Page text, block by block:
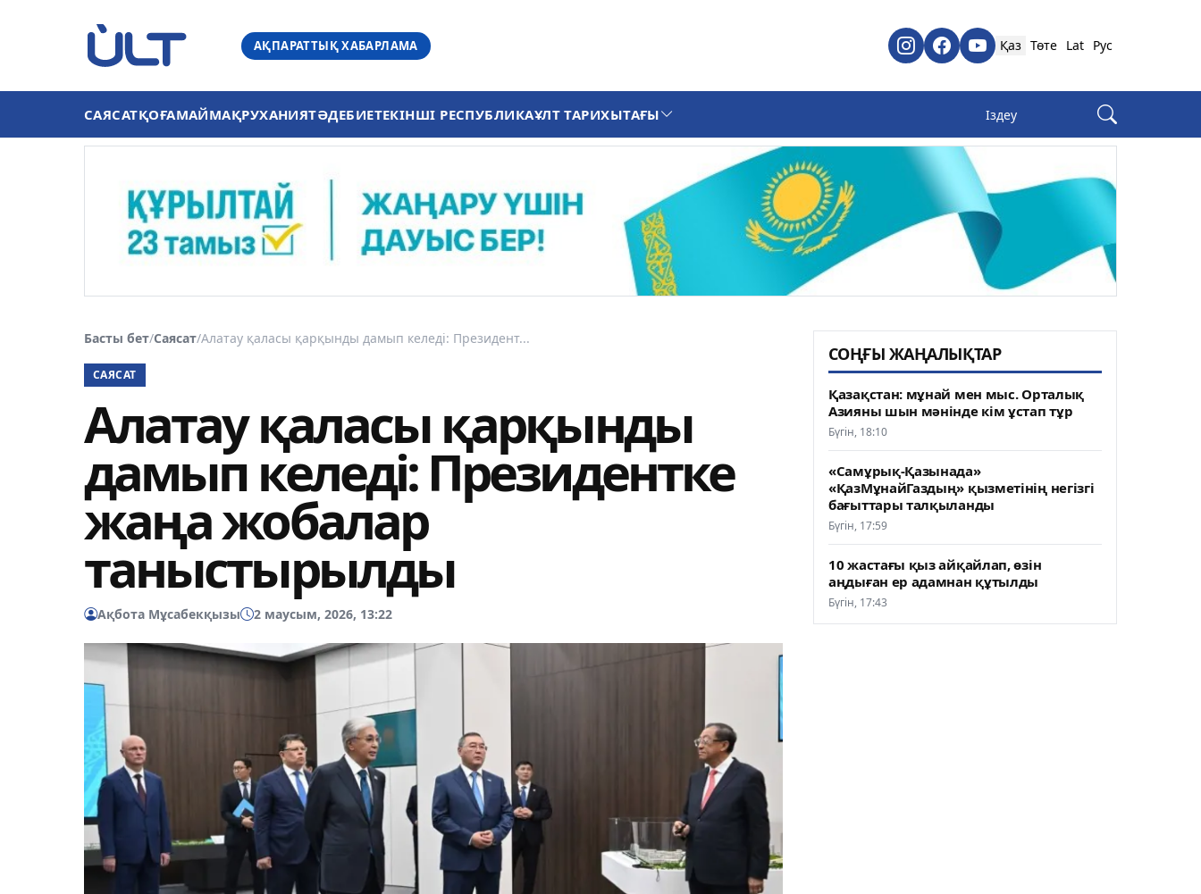
АҚПАРАТТЫҚ ХАБАРЛАМА Қаз Төте Lat Рус
САЯСАТҚОҒАМАЙМАҚРУХАНИЯТӘДЕБИЕТЕКІНШІ РЕСПУБЛИКАҰЛТ ТАРИХЫТАҒЫ
Басты бет/Саясат/Алатау қаласы қарқынды дамып келеді: Президент...
САЯСАТ
Алатау қаласы қарқынды
дамып келеді: Президентке
жаңа жобалар
таныстырылды
Ақбота Мұсабекқызы 2 маусым, 2026, 13:22
СОҢҒЫ ЖАҢАЛЫҚТАР
Қазақстан: мұнай мен мыс. Орталық
Азияны шын мәнінде кім ұстап тұр
Бүгін, 18:10
«Самұрық-Қазынада»
«ҚазМұнайГаздың» қызметінің негізгі
бағыттары талқыланды
Бүгін, 17:59
10 жастағы қыз айқайлап, өзін
аңдыған ер адамнан құтылды
Бүгін, 17:43